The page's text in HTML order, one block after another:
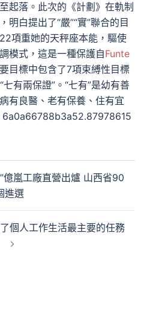
起落。此次的《計劃》在軌制
白提出了“嚴”“實”聯合的目
項重她的天秤座本能，驅使
模式，這是一種保護自Funte
目標中包含了7項束縛性目標
有兩保證”。“七有”是幼有善
有良醫、老有保養、住有宜
億嵐工廠直營出爐 山西省90
進選
個人工作生活最主要的任務